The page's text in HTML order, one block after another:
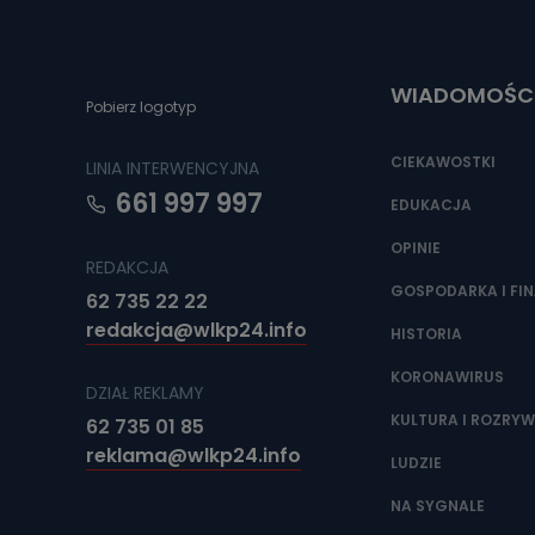
Jakie
źródeł
adres
Jak
Pobierz logotyp
LINIA INTERWENCYJNA
661 997 997
REDAKCJA
62 735 22 22
redakcja@wlkp24.info
DZIAŁ REKLAMY
62 735 01 85
reklama@wlkp24.info
CIEKAWOSTKI
EDUKACJA
OPINIE
GOSPODARKA I
HISTORIA
KORONAWIRUS
KULTURA I
LUDZIE
NA SYGNALE